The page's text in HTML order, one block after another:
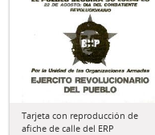
Tarjeta con reproducción de
afiche de calle del ERP